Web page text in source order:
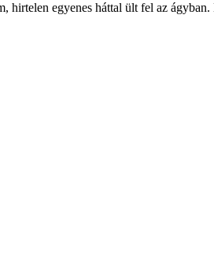
hirtelen egyenes háttal ült fel az